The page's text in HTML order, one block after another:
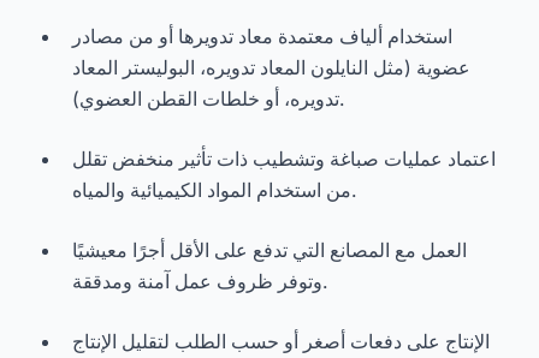
استخدام ألياف معتمدة معاد تدويرها أو من مصادر
عضوية (مثل النايلون المعاد تدويره، البوليستر المعاد
تدويره، أو خلطات القطن العضوي).
اعتماد عمليات صباغة وتشطيب ذات تأثير منخفض تقلل
من استخدام المواد الكيميائية والمياه.
العمل مع المصانع التي تدفع على الأقل أجرًا معيشيًا
وتوفر ظروف عمل آمنة ومدققة.
الإنتاج على دفعات أصغر أو حسب الطلب لتقليل الإنتاج